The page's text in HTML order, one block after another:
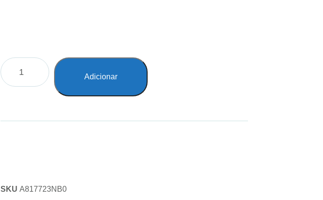
Adicionar
SKU A817723NB0